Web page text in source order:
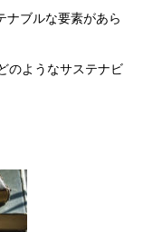
ナブルな要素があら
のようなサステナビ